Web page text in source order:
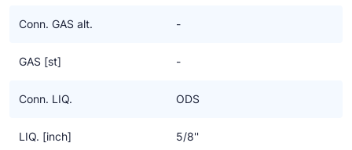
Conn. GAS alt. -
GAS [st] -
Conn. LIQ. ODS
LIQ. [inch] 5/8''